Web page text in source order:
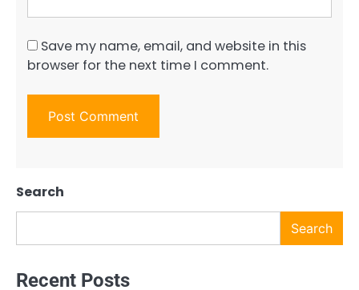
Save my name, email, and website in this
browser for the next time I comment.
Search
Search
Recent Posts